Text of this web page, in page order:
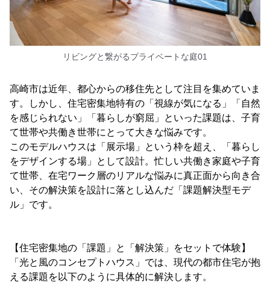
リビングと繋がるプライベートな庭01
高崎市は近年、都心からの移住先として注目を集めていま
す。しかし、住宅密集地特有の「視線が気になる」「自然
を感じられない」「暮らしが窮屈」といった課題は、子育
て世帯や共働き世帯にとって大きな悩みです。
このモデルハウスは「展示場」という枠を超え、「暮らし
をデザインする場」として設計。忙しい共働き家庭や子育
て世帯、在宅ワーク層のリアルな悩みに真正面から向き合
い、その解決策を設計に落とし込んだ「課題解決型モデ
ル」です。
【住宅密集地の「課題」と「解決策」をセットで体験】
「光と風のコンセプトハウス」では、現代の都市住宅が抱
える課題を以下のように具体的に解決します。